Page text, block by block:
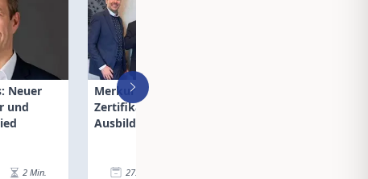
Neuer
und
2 Min.
Merkur Leben erhielt
Zertifikat für ihre hohe
Ausbildungsqualität
27.11.24